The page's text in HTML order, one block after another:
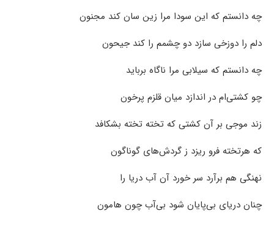
چه دانستم که این سودا مرا زین سان کند مجنون
دلم را دوزخی سازد دو چشمم را کند جیحون
چه دانستم که سیلابی مرا ناگاه برباید
چو کشتی‌ام در اندازد میان قلزم پرخون
زند موجی بر آن کشتی که تخته تخته بشکافد
که هرتخته فرو ریزد ز گردش‌های گوناگون
نهنگی هم برآرد سر خورد آن آب دریا را
چنان دریای بی‌پایان شود بی‌آب چون هامون